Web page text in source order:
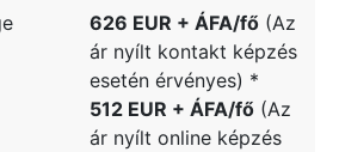
626 EUR + ÁFA/fő (Az
ár nyílt kontakt képzés
esetén érvényes) *
512 EUR + ÁFA/fő (Az
ár nyílt online képzés